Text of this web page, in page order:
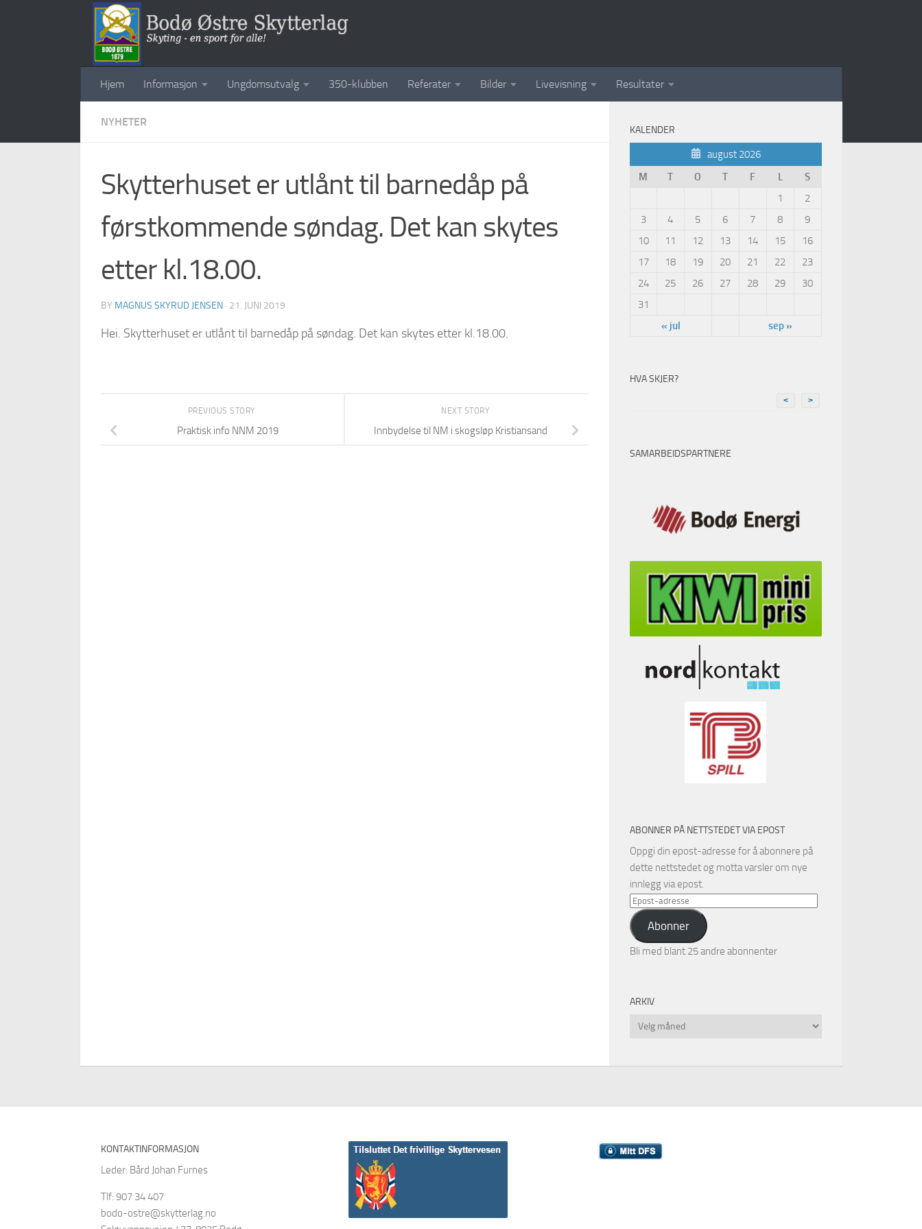
Hjem Informasjon Ungdomsutvalg 350-klubben Referater Bilder Livevisning Resultater
NYHETER
Skytterhuset er utlånt til barnedåp på
førstkommende søndag. Det kan skytes
etter kl.18.00.
BY MAGNUS SKYRUD JENSEN · 21. JUNI 2019
Hei. Skytterhuset er utlånt til barnedåp på søndag. Det kan skytes etter kl.18.00.
NEXT STORY
Innbydelse til NM i skogsløp Kristiansand
PREVIOUS STORY
Praktisk info NNM 2019
KALENDER
august 2026
M
T O T F L
S
1
2
3
4 5 6 7 8
9
10
11 12 13 14 15
16
17
18 19 20 21 22
23
24
25 26 27 28 29
30
31
« jul
sep »
HVA SKJER?
< >
SAMARBEIDSPARTNERE
ABONNER PÅ NETTSTEDET VIA EPOST
Oppgi din epost-adresse for å abonnere på
dette nettstedet og motta varsler om nye
innlegg via epost.
Epost-
adresse
Abonner
Bli med blant 25 andre abonnenter
ARKIV
Arkiv
KONTAKTINFORMASJON
Leder: Bård Johan Furnes
Tlf: 907 34 407
bodo-ostre@skytterlag.no